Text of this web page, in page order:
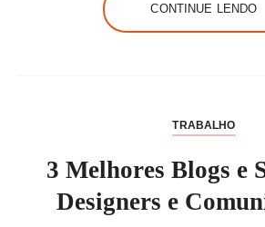
CONTINUE LENDO
TRABALHO
3 Melhores Blogs e
Designers e